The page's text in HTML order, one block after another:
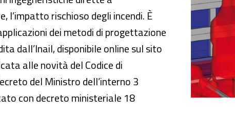
rischioso degli incendi. È
dei metodi di progettazione
dall’Inail, disponibile online sul sito
alle novità del Codice di
del Ministro dell’interno 3
con decreto ministeriale 18